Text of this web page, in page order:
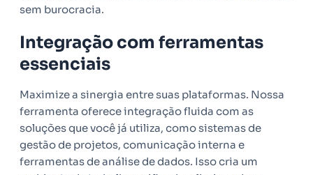
sem burocracia.
Integração com ferramentas
essenciais
Maximize a sinergia entre suas plataformas. Nossa
ferramenta oferece integração fluida com as
soluções que você já utiliza, como sistemas de
gestão de projetos, comunicação interna e
ferramentas de análise de dados. Isso cria um